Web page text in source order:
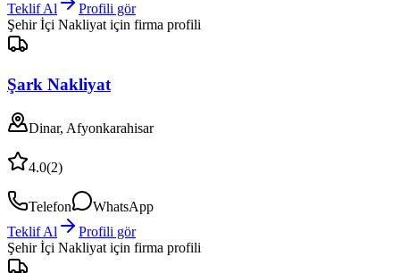
Teklif Al
Profili gör
Şehir İçi Nakliyat için firma profili
Şark Nakliyat
Dinar, Afyonkarahisar
4.0(2)
Telefon
WhatsApp
Teklif Al
Profili gör
Şehir İçi Nakliyat için firma profili